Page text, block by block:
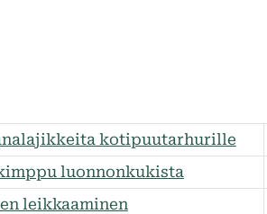
kotipuutarhurille
luonnonkukista
leikkaaminen